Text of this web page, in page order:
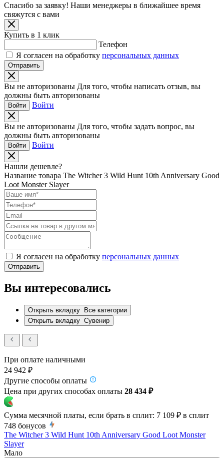
Спасибо за заявку! Наши менеджеры в ближайшее время
свяжутся с вами
Купить в 1 клик
Телефон
Я согласен на обработку персональных данных
Отправить
Вы не авторизованы Для того, чтобы написать отзыв, вы
должны быть авторизованы
Войти Войти
Вы не авторизованы Для того, чтобы задать вопрос, вы
должны быть авторизованы
Войти Войти
Нашли дешевле?
Название товара The Witcher 3 Wild Hunt 10th Anniversary Good
Loot Monster Slayer
Я согласен на обработку персональных данных
Отправить
Вы интересовались
Открыть вкладку
Все категории
Открыть вкладку Сувенир
При оплате наличными
24 942 ₽
Другие способы оплаты
Цена при других способах оплаты 28 434 ₽
Сумма месячной платы, если брать в сплит: 7 109 ₽ в сплит
748 бонусов
The Witcher 3 Wild Hunt 10th Anniversary Good Loot Monster
Slayer
Мало